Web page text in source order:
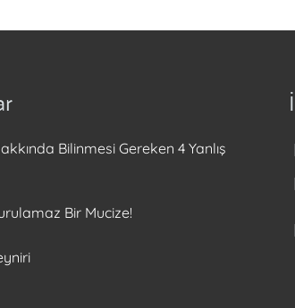
Bilinmesi Gereken 4 Yanlış
Bir Mucize!